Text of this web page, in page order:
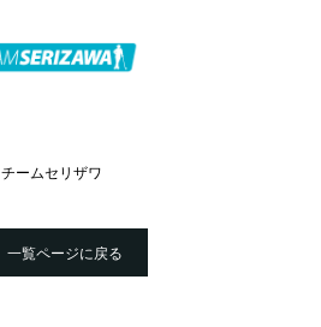
チームセリザワ
一覧ページに戻る